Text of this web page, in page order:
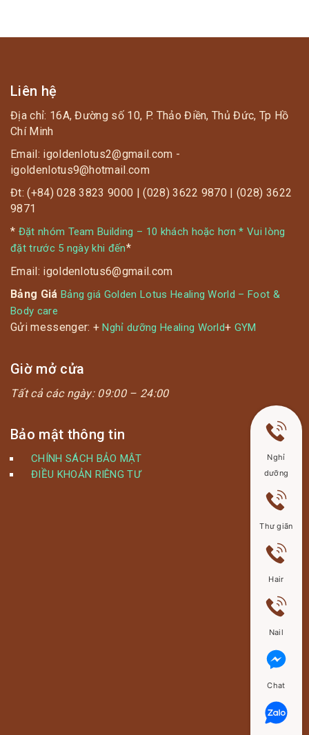
Liên hệ
Địa chỉ: 16A, Đường số 10, P. Thảo Điền, Thủ Đức, Tp Hồ
Chí Minh
Email: igoldenlotus2@gmail.com -
igoldenlotus9@hotmail.com
Đt: (+84) 028 3823 9000 | (028) 3622 9870 | (028) 3622
9871
* Đặt nhóm Team Building – 10 khách hoặc hơn * Vui lòng
đặt trước 5 ngày khi đến*
Email: igoldenlotus6@gmail.com
Bảng Giá Bảng giá Golden Lotus Healing World – Foot &
Body care
Gửi messenger: +Nghỉ dưỡng Healing World+ GYM
Giờ mở cửa
Tất cả các ngày: 09:00 – 24:00
Bảo mật thông tin
CHÍNH SÁCH BẢO MẬT
ĐIỀU KHOẢN RIÊNG TƯ
Nghỉ
dưỡng
Thư giãn
Hair
Nail
Chat